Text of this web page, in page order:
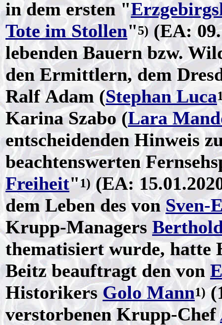
in dem ersten "
Tote im Stollen"5)(EA:
lebenden Bauern bzw.
den Ermittlern, dem
Ralf Adam (Stephan Luca
Karina Szabo (Lara
entscheidenden Hinweis
beachtenswerten
Freiheit"1)(EA:
dem Leben des von Sven-
Krupp-Managers
thematisiert wurde,
Beitz beauftragt den von
HistorikersGolo Mann1)
verstorbenen Krupp-Chef